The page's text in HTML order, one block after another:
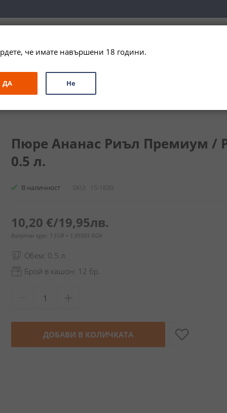
ЗА ПОДАРЪК ПРОМО СПЕЦИАЛНИ ПРЕДЛОЖЕНИЯ
/ Puree Pineapple Real Premium
Пюре Ананас Риъл Премиум /
0.5 л.
В наличност SKU 15-1639
10,20 €/19,95лв.
Валутен курс: 1 EUR = 1.95583 BGN
Обем: 0.5 л.
Брой в кашон: 12 бр.
ДОБАВИ В КОЛИЧКАТА
че имате навършени 18 години.
ДА Не